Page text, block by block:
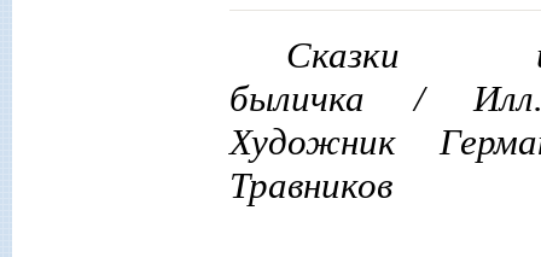
Сказки
быличка /
Художник
Травников